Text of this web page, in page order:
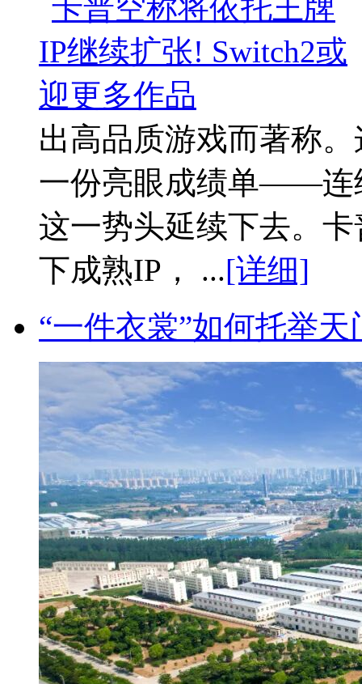
出高品质游戏而著称
一份亮眼成绩单——连
这一势头延续下去。
下成熟IP， ...[详细]
“一件衣裳”如何托举